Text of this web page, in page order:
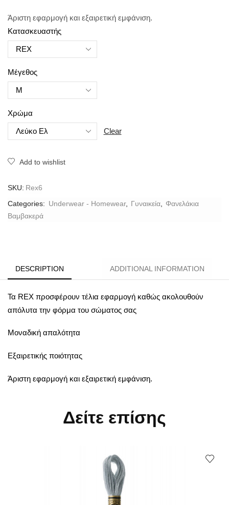
Άριστη εφαρμογή και εξαιρετική εμφάνιση.
Κατασκευαστής
Μέγεθος
Χρώμα
Clear
Add to wishlist
SKU: Rex6
Categories: Underwear - Homewear, Γυναικεία
Φανελάκια
Βαμβακερά
DESCRIPTION ADDITIONAL INFORMATION
Τα REX προσφέρουν τέλια εφαρμογή καθώς ακολουθούν
απόλυτα την φόρμα του σώματος σας
Μοναδική απαλότητα
Εξαιρετικής ποιότητας
Άριστη εφαρμογή και εξαιρετική εμφάνιση.
Δείτε επίσης